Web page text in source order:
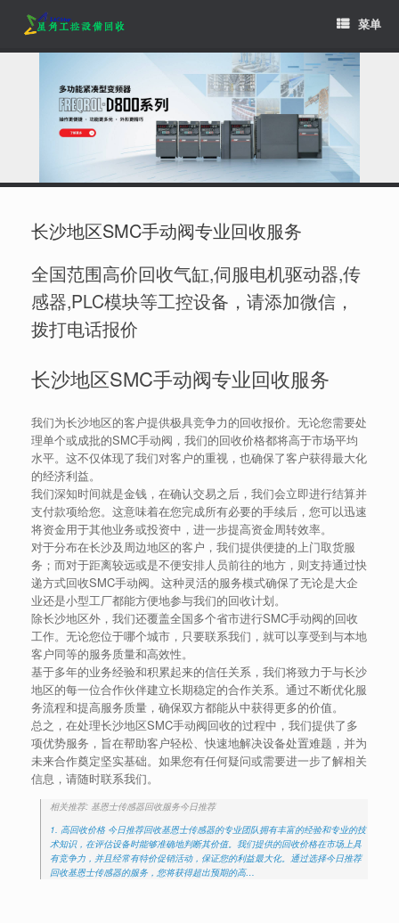
content
菜单
长沙地区SMC手动阀专业回收服务
全国范围高价回收气缸,伺服电机驱动器,传
感器,PLC模块等工控设备，请添加微信，
拨打电话报价
长沙地区SMC手动阀专业回收服务
我们为长沙地区的客户提供极具竞争力的回收报价。无论您需要处
理单个或成批的SMC手动阀，我们的回收价格都将高于市场平均
水平。这不仅体现了我们对客户的重视，也确保了客户获得最大化
的经济利益。
我们深知时间就是金钱，在确认交易之后，我们会立即进行结算并
支付款项给您。这意味着在您完成所有必要的手续后，您可以迅速
将资金用于其他业务或投资中，进一步提高资金周转效率。
对于分布在长沙及周边地区的客户，我们提供便捷的上门取货服
务；而对于距离较远或是不便安排人员前往的地方，则支持通过快
递方式回收SMC手动阀。这种灵活的服务模式确保了无论是大企
业还是小型工厂都能方便地参与我们的回收计划。
除长沙地区外，我们还覆盖全国多个省市进行SMC手动阀的回收
工作。无论您位于哪个城市，只要联系我们，就可以享受到与本地
客户同等的服务质量和高效性。
基于多年的业务经验和积累起来的信任关系，我们将致力于与长沙
地区的每一位合作伙伴建立长期稳定的合作关系。通过不断优化服
务流程和提高服务质量，确保双方都能从中获得更多的价值。
总之，在处理长沙地区SMC手动阀回收的过程中，我们提供了多
项优势服务，旨在帮助客户轻松、快速地解决设备处置难题，并为
未来合作奠定坚实基础。如果您有任何疑问或需要进一步了解相关
信息，请随时联系我们。
相关推荐: 基恩士传感器回收服务今日推荐
1. 高回收价格 今日推荐回收基恩士传感器的专业团队拥有丰富的经验和专业的技
术知识，在评估设备时能够准确地判断其价值。我们提供的回收价格在市场上具
有竞争力，并且经常有特价促销活动，保证您的利益最大化。通过选择今日推荐
回收基恩士传感器的服务，您将获得超出预期的高…